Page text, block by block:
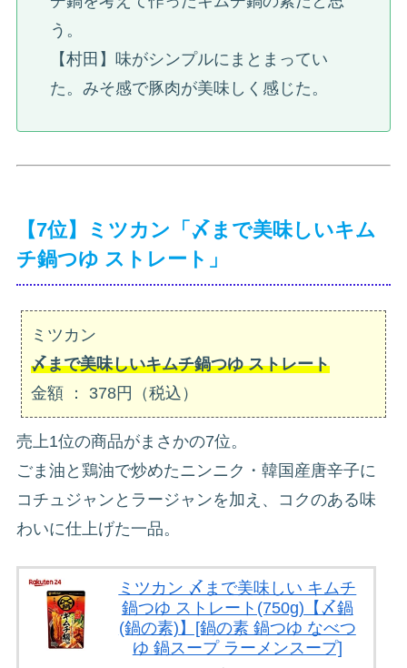
う。
【村田】味がシンプルにまとまってい
た。みそ感で豚肉が美味しく感じた。
【7位】ミツカン「〆まで美味しいキム
チ鍋つゆ ストレート」
ミツカン
〆まで美味しいキムチ鍋つゆ ストレート
金額 ： 378円（税込）
売上1位の商品がまさかの7位。
ごま油と鶏油で炒めたニンニク・韓国産唐辛子に
コチュジャンとラージャンを加え、コクのある味
わいに仕上げた一品。
ミツカン 〆まで美味しい キムチ
鍋つゆ ストレート(750g)【〆鍋
(鍋の素)】[鍋の素 鍋つゆ なべつ
ゆ 鍋スープ ラーメンスープ]